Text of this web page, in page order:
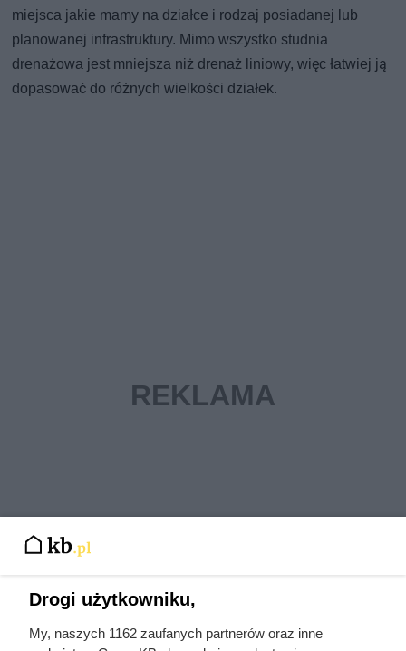
miejsca jakie mamy na działce i rodzaj posiadanej lub
planowanej infrastruktury. Mimo wszystko studnia
drenażowa jest mniejsza niż drenaż liniowy, więc łatwiej ją
dopasować do różnych wielkości działek.
Drogi użytkowniku,
My, naszych 1162 zaufanych partnerów oraz inne